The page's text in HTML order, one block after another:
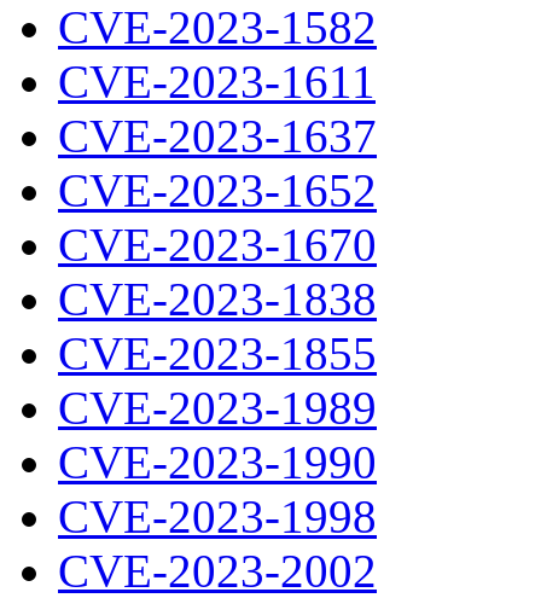
CVE-2023-1582
CVE-2023-1611
CVE-2023-1637
CVE-2023-1652
CVE-2023-1670
CVE-2023-1838
CVE-2023-1855
CVE-2023-1989
CVE-2023-1990
CVE-2023-1998
CVE-2023-2002